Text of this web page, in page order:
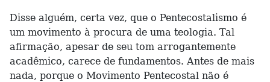
Disse alguém, certa vez, que o Pentecostalismo é
um movimento à procura de uma teologia. Tal
afirmação, apesar de seu tom arrogantemente
acadêmico, carece de fundamentos. Antes de mais
nada, porque o Movimento Pentecostal não é